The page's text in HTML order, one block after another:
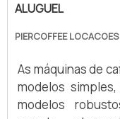
ALUGUEL
PIERCOFFEE
As máquinas de
modelos
modelos